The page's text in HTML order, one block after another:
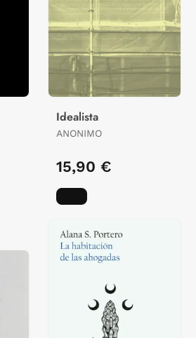
Idealista
ANONIMO
15,90 €